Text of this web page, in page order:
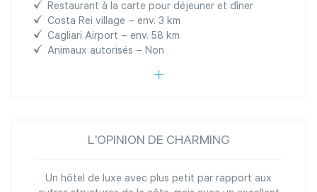
Restaurant à la carte pour déjeuner et dîner
Costa Rei village – env. 3 km
Cagliari Airport – env. 58 km
Animaux autorisés – Non
L'OPINION DE CHARMING
Un hôtel de luxe avec plus petit par rapport aux